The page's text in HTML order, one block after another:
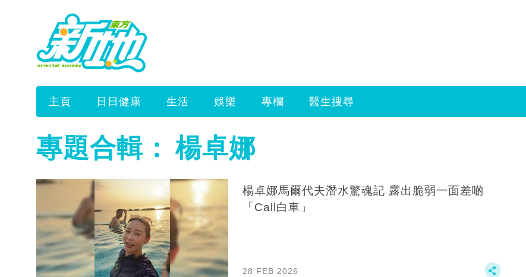
主頁 日日健康 生活 娛樂 專欄 醫生搜尋
專題合輯： 楊卓娜
楊卓娜馬爾代夫潛水驚魂記 露出脆弱一面差啲
「Call白車」
28 FEB 2026